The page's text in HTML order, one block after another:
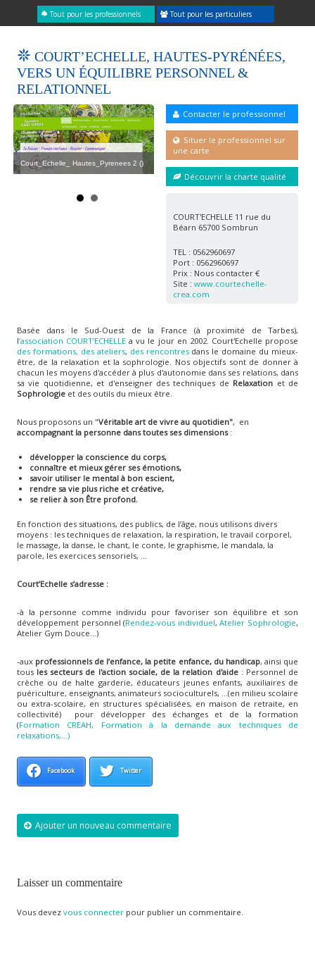
Tout pour les professionnels Tout pour les particuliers
COURT’ECHELLE, HAUTES-PYRÉNÉES,
VERS UN ÉQUILIBRE PERSONNEL &
RELATIONNEL
Court_Echelle_ Hautes_Pyrenees 2 ()
Contacter le professionnel
Situer le professionnel sur
une carte
Découvrir la charte qualité
COURT'ECHELLE 11 rue du
Béarn 65700 Sombrun
TEL : 0562960697
Port : 0562960697
Prix : Nous contacter €
Site : www.courtechelle-
crea.com
Basée dans le Sud-Ouest de la France (à proximité de Tarbes),
l’association COURT’ECHELLE a vu le jour en 2002. Court'Echelle propose
des formations, des ateliers, des rencontresdans le domaine du mieux-
être, de la relaxation et la sophrologie. Nos objectifs sont de donner à
chacun les moyens d'accéder à plus d'autonomie dans ses relations, dans
sa vie quotidienne, et d'enseigner des techniques de Relaxation et de
Sophrologieet des outils du mieux être.
Nous proposons un "Véritable art de vivre au quotidien", en
accompagnant la personne dans toutes ses dimensions:
développer la conscience du corps,
connaître et mieux gérer ses émotions,
savoir utiliser le mental à bon escient,
rendre sa vie plus riche et créative,
se relier à son Être profond.
En fonction des situations, des publics, de l’âge, nous utilisons divers
moyens : les techniques de relaxation, la respiration, le travail corporel,
le massage, la danse, le chant, le conte, le graphisme, le mandala, la
parole, les exercices sensoriels, ...
Court’Echelle s’adresse :
-à la personne comme individu pour favoriser son équilibre et son
développement personnel (Rendez-vous individuel,Atelier Sophrologie,
Atelier Gym Douce...)
-aux professionnels de l’enfance, la petite enfance, du handicap, ainsi que
tous les secteurs de l'action sociale, de la relation d'aide: Personnel de
crèche ou de halte garderie, éducateurs jeunes enfants, auxiliaires de
puériculture, enseignants, animateurs socioculturels, ...(en milieu scolaire
ou extra-scolaire, en structures spécialisées, en maison de retraite, en
collectivité) pour développer des échanges et de la formation
(Formation CREAH, Formation à la demande aux techniques de
relaxations,...)
Facebook Twitter
Ajouter un nouveau commentaire
Laisser un commentaire
Vous devez vous connecterpour publier un commentaire.